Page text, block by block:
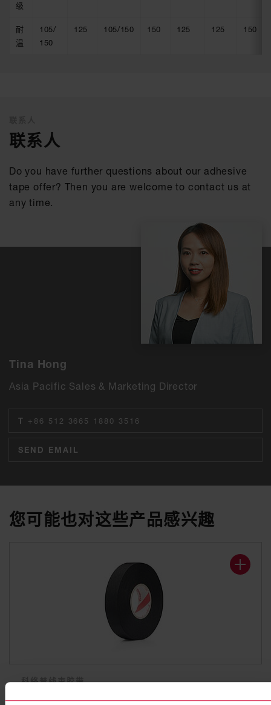
级
耐
温
105/
150
125 105/150 150 125 125 150
联系人
Do you have further questions about our adhesive
tape offer? Then you are welcome to contact us at
any time.
Tina Hong
Asia Pacific Sales & Marketing Director
T +86 512 3665 1880 3516
SEND EMAIL
您可能也对这些产品感兴趣
科络普线束胶带
Coroplast 835 X